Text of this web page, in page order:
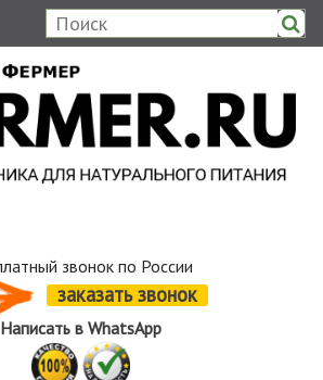
звонок по России
заказать звонок
Написать в WhatsApp